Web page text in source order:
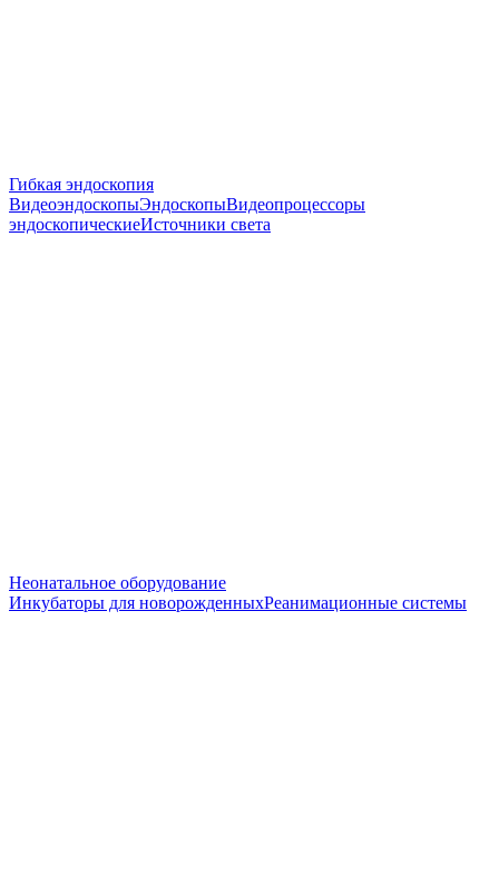
Гибкая эндоскопия
ВидеоэндоскопыЭндоскопыВидеопроцессоры
эндоскопическиеИсточники света
Неонатальное оборудование
Инкубаторы для новорожденныхРеанимационные системы